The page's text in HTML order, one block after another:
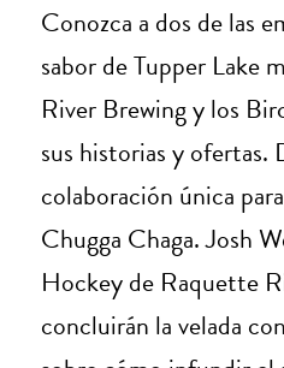
Conozca a dos de las
sabor de Tupper Lake
River Brewing y los
sus historias y ofertas.
colaboración única
Chugga Chaga. Josh
Hockey de Raquette
concluirán la velada